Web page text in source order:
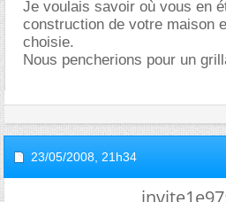
Je voulais savoir où vous en
construction de votre maison
choisie.
Nous pencherions pour un
23/05/2008, 21h34